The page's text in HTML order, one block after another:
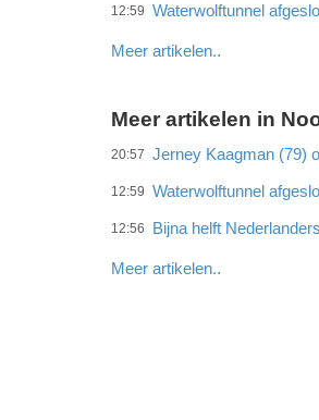
12:59 Waterwolftunnel
Meer artikelen..
Meer artikelen in
20:57 Jerney Kaagman (79)
12:59 Waterwolftunnel
12:56 Bijna helft
Meer artikelen..